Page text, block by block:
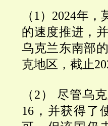
（1）2024年
的速度推进，
乌克兰东南部
克地区，截止
（2） 尽管乌
16，并获得了